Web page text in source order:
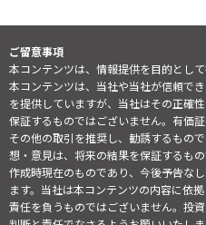
ご留意事項
本コンテンツは、情報提供を目的として
本コンテンツは、当社や当社が信頼で
を提供していますが、当社はその正確
保証するものではございません。有価
その他の取引を推奨し、勧誘するもの
想・意見は、将来の結果を保証するも
作成時現在のものであり、今後予告な
ます。当社は本コンテンツの内容に依
責任を負うものではございません。投